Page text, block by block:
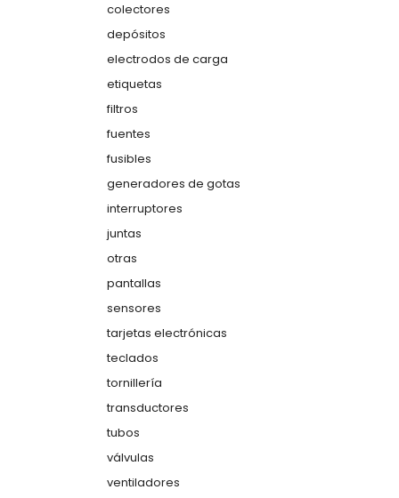
colectores
depósitos
electrodos de carga
etiquetas
filtros
fuentes
fusibles
generadores de gotas
interruptores
juntas
otras
pantallas
sensores
tarjetas electrónicas
teclados
tornillería
transductores
tubos
válvulas
ventiladores